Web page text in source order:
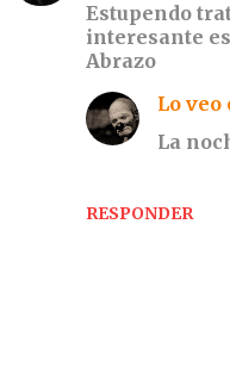
Estupendo
interesante
Abrazo
RESPONDER
Lo veo
La